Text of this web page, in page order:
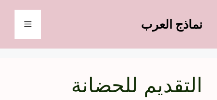
المحتوىنماذج العرب القائمة
التقديم للحضانة